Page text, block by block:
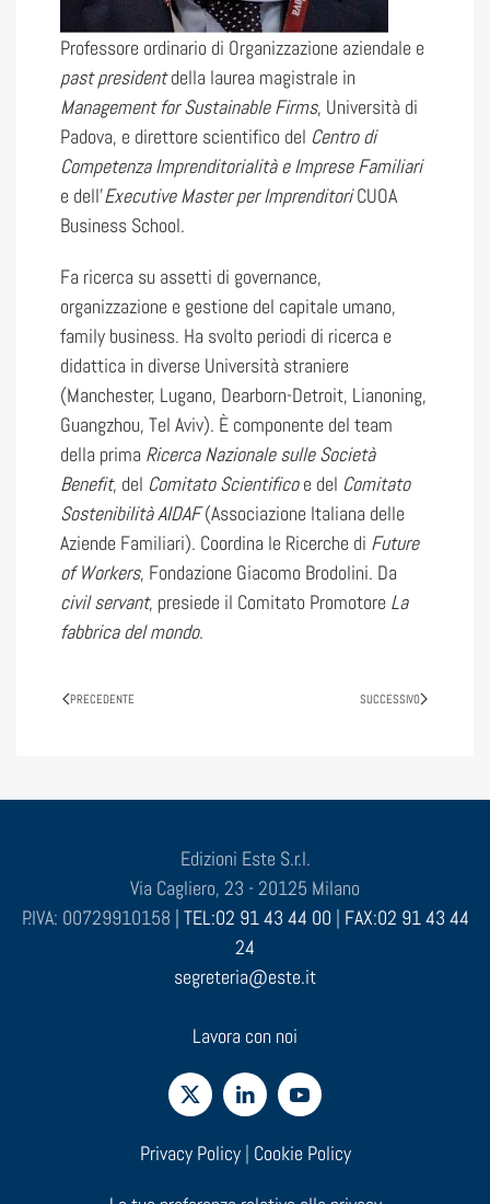
Professore ordinario di Organizzazione aziendale e
past presidentdella laurea magistrale in
Management for Sustainable Firms, Università di
Padova, e direttore scientifico del Centro di
Competenza Imprenditorialità e Imprese Familiari
e dell’Executive Master per ImprenditoriCUOA
Business School.
Fa ricerca su assetti di governance,
organizzazione e gestione del capitale umano,
family business. Ha svolto periodi di ricerca e
didattica in diverse Università straniere
(Manchester, Lugano, Dearborn-Detroit, Lianoning,
Guangzhou, Tel Aviv). È componente del team
della prima Ricerca Nazionale sulle Società
Benefit, del Comitato Scientificoe del Comitato
Sostenibilità AIDAF(Associazione Italiana delle
Aziende Familiari). Coordina le Ricerche di Future
of Workers, Fondazione Giacomo Brodolini. Da
civil servant, presiede il Comitato Promotore La
fabbrica del mondo.
PRECEDENTE SUCCESSIVO
Edizioni Este S.r.l.
Via Cagliero, 23 - 20125 Milano
P.IVA: 00729910158 | TEL:02 91 43 44 00 | FAX:02 91 43 44
24
segreteria@este.it
Lavora con noi
Privacy Policy| Cookie Policy